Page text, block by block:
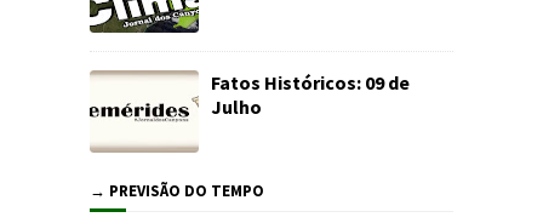
Fatos Históricos: 09 de
Julho
→ PREVISÃO DO TEMPO